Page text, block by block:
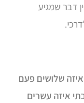
דבר שמגיע
שלושים פעם
איזה עשרים